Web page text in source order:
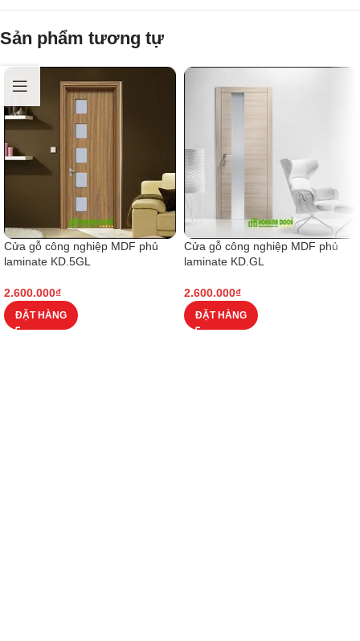
Sản phẩm tương tự
Cửa gỗ công nghiệp MDF phủ
laminate KD.5GL
2.600.000₫
ĐẶT HÀNG
Cửa gỗ công nghiệp MDF phủ
laminate KD.GL
2.600.000₫
ĐẶT HÀNG